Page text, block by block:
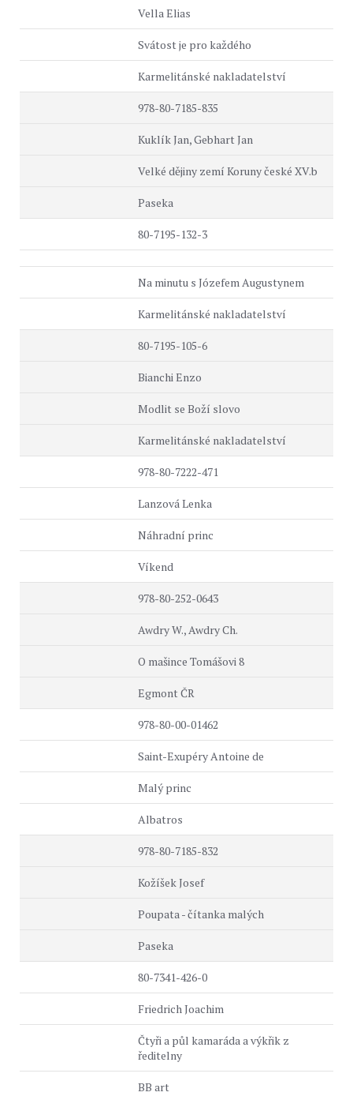
Vella Elias
Svátost je pro každého
Karmelitánské nakladatelství
978-80-7185-835
Kuklík Jan, Gebhart Jan
Velké dějiny zemí Koruny české XV.b
Paseka
80-7195-132-3
Na minutu s Józefem Augustynem
Karmelitánské nakladatelství
80-7195-105-6
Bianchi Enzo
Modlit se Boží slovo
Karmelitánské nakladatelství
978-80-7222-471
Lanzová Lenka
Náhradní princ
Víkend
978-80-252-0643
Awdry W., Awdry Ch.
O mašince Tomášovi 8
Egmont ČR
978-80-00-01462
Saint-Exupéry Antoine de
Malý princ
Albatros
978-80-7185-832
Kožíšek Josef
Poupata - čítanka malých
Paseka
80-7341-426-0
Friedrich Joachim
Čtyři a půl kamaráda a výkřik z
ředitelny
BB art